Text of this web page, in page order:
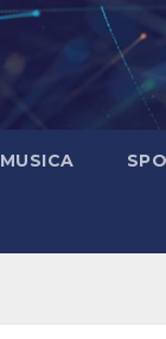
MUSICA